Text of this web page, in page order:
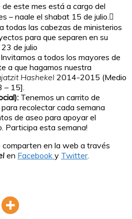
este mes está a cargo del
– naale el shabat 15 de julio.
todas las cabezas de ministerios
para que separen en su
de julio
Invitamos a todos los mayores de
a que hagamos nuestra
Hashekel 2014-2015 (Medio
– 15].
Tenemos un carrito de
recolectar cada semana
de aseo para apoyar el
Participa esta semana!
comparten en la web a través
en Facebook y Twitter.